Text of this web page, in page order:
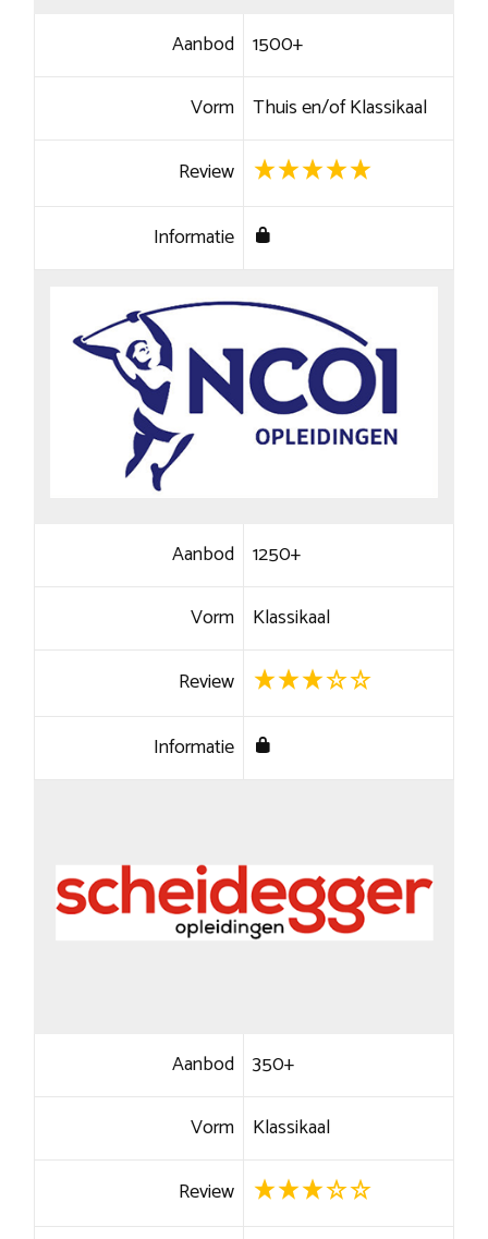
Aanbod 1500+
Vorm Thuis en/of Klassikaal
Review
Informatie
Aanbod 1250+
Vorm Klassikaal
Review
Informatie
Aanbod 350+
Vorm Klassikaal
Review